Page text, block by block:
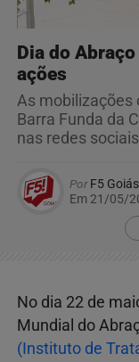
Dia do
ações
As mobilizações
Barra Funda da
nas redes sociais
PorF5 Goiás
Em 21/05/
No dia 22 de
Mundial do
(Instituto de